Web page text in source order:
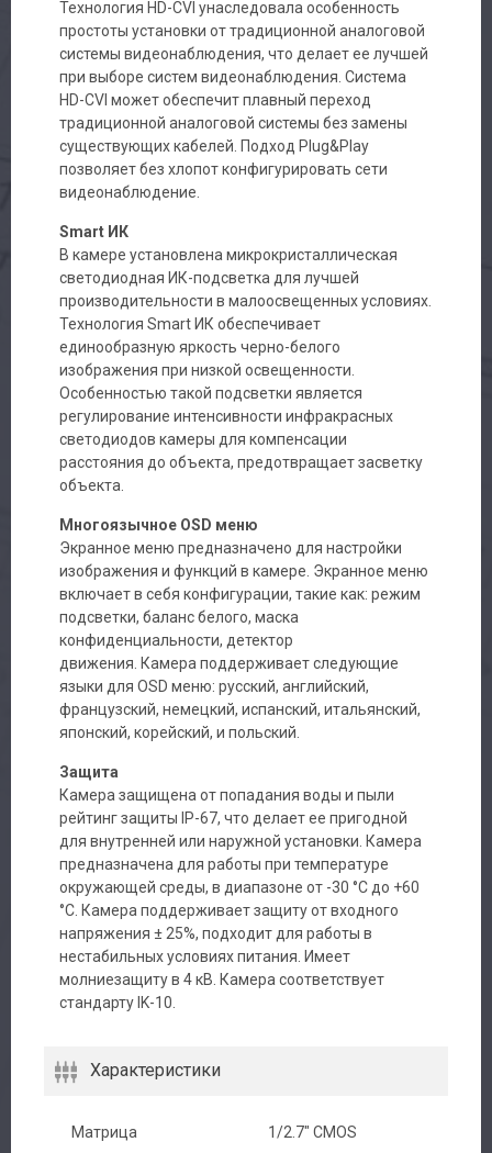
Авторизация
Технология HD-CVI унаследовала особенность
простоты установки от традиционной аналоговой
системы видеонаблюдения, что делает ее лучшей
при выборе систем видеонаблюдения. Система
HD-CVI может обеспечит плавный переход
традиционной аналоговой системы без замены
существующих кабелей. Подход Plug&Play
позволяет без хлопот конфигурировать сети
видеонаблюдение.
Smart ИК
В камере установлена микрокристаллическая
светодиодная ИК-подсветка для лучшей
производительности в малоосвещенных условиях.
Технология Smart ИК обеспечивает
единообразную яркость черно-белого
изображения при низкой освещенности.
Особенностью такой подсветки является
регулирование интенсивности инфракрасных
светодиодов камеры для компенсации
расстояния до объекта, предотвращает засветку
объекта.
Многоязычное OSD меню
Экранное меню предназначено для настройки
изображения и функций в камере. Экранное меню
включает в себя конфигурации, такие как: режим
подсветки, баланс белого, маска
конфиденциальности, детектор
движения. Камера поддерживает следующие
языки для OSD меню: русский, английский,
французский, немецкий, испанский, итальянский,
японский, корейский, и польский.
Защита
Камера защищена от попадания воды и пыли
рейтинг защиты IP-67, что делает ее пригодной
для внутренней или наружной установки. Камера
предназначена для работы при температуре
окружающей среды, в диапазоне от -30 °C до +60
°С. Камера поддерживает защиту от входного
напряжения ± 25%, подходит для работы в
нестабильных условиях питания. Имеет
молниезащиту в 4 кВ. Камера соответствует
стандарту IK-10.
Характеристики
Матрица 1/2.7" CMOS